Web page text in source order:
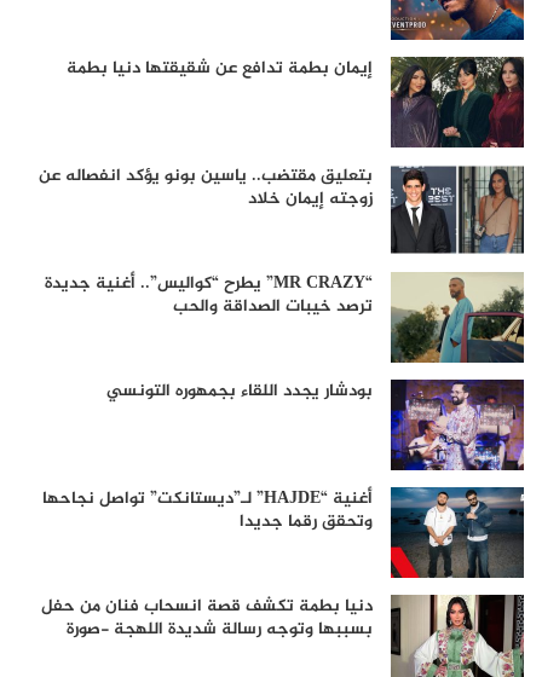
إيمان بطمة تدافع عن شقيقتها دنيا بطمة
بتعليق مقتضب.. ياسين بونو يؤكد انفصاله عن
زوجته إيمان خلاد
“MR CRAZY” يطرح “كواليس”.. أغنية جديدة
ترصد خيبات الصداقة والحب
بودشار يجدد اللقاء بجمهوره التونسي
أغنية “HAJDE” لـ”ديستانكت” تواصل نجاحها
وتحقق رقما جديدا
دنيا بطمة تكشف قصة انسحاب فنان من حفل
بسببها وتوجه رسالة شديدة اللهجة -صورة